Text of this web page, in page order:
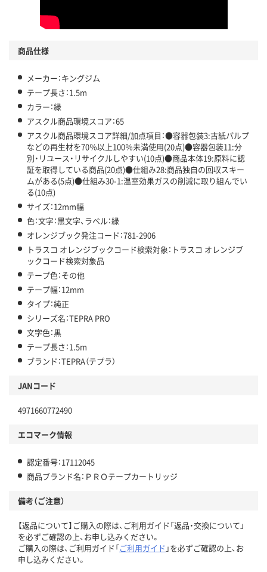
商品仕様
メーカー：キングジム
テープ長さ：1.5m
カラー：緑
アスクル商品環境スコア：65
アスクル商品環境スコア詳細/加点項目：●容器包装3:古紙パルプ
などの再生材を70％以上100％未満使用(20点)●容器包装11:分
別・リユース・リサイクルしやすい(10点)●商品本体19:原料に認
証を取得している商品(20点)●仕組み28:商品独自の回収スキー
ムがある(5点)●仕組み30-1:温室効果ガスの削減に取り組んでい
る(10点)
サイズ：12mm幅
色：文字：黒文字、ラベル：緑
オレンジブック発注コード：781-2906
トラスコ オレンジブックコード検索対象：トラスコ オレンジブ
ックコード検索対象品
テープ色：その他
テープ幅：12mm
タイプ：純正
シリーズ名：TEPRA PRO
文字色：黒
テープ長さ：1.5m
ブランド：TEPRA（テプラ）
JANコード
4971660772490
エコマーク情報
認定番号：17112045
商品ブランド名：ＰＲＯテープカートリッジ
備考（ご注意）
【返品について】ご購入の際は、ご利用ガイド「返品・交換について」
を必ずご確認の上、お申し込みください。
ご購入の際は、ご利用ガイド「ご利用ガイド 」を必ずご確認の上、お
申し込みください。